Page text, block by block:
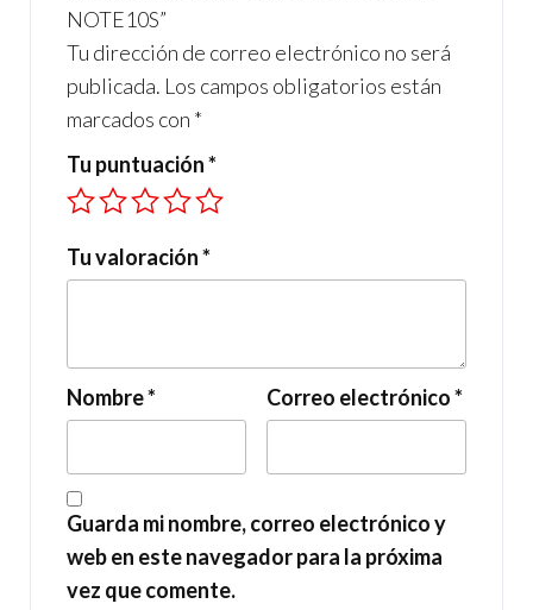
NOTE10S”
Tu dirección de correo electrónico no será
publicada. Los campos obligatorios están
marcados con *
Tu puntuación*
Tu valoración*
Nombre* Correo electrónico*
Guarda mi nombre, correo electrónico y
web en este navegador para la próxima
vez que comente.